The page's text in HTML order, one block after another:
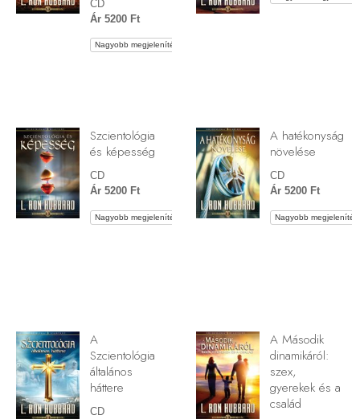
CD
Ár 5200 Ft
Nagyobb megjelenítés
Szcientológia
és képesség
CD
Ár 5200 Ft
Nagyobb megjelenítés
A hatékonyság
növelése
CD
Ár 5200 Ft
Nagyobb megjelenítés
A
Szcientológia
általános
háttere
CD
A Második
dinamikáról:
szex,
gyerekek és a
család